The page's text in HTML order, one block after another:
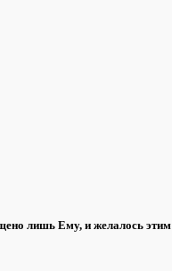
лишь Ему, и желалось этим